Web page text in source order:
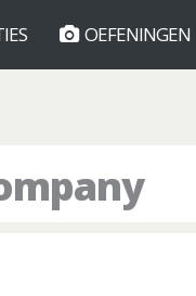
OEFENINGEN